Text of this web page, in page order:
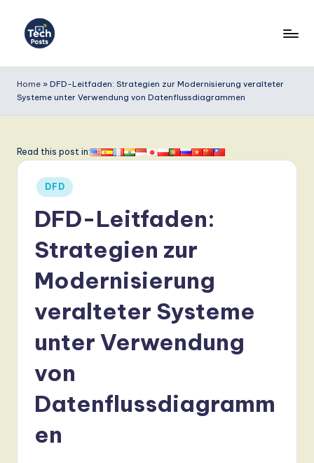
e
c
P
G
m
Home » DFD-Leitfaden: Strategien zur Modernisierung veralteter
Systeme unter Verwendung von Datenflussdiagrammen
Read this post in:
Posted
in
DFD
DFD-Leitfaden:
Strategien zur
Modernisierung
veralteter Systeme
unter Verwendung
von
Datenflussdiagramm
en